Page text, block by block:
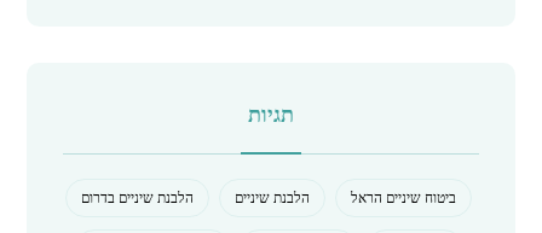
תגיות
ביטוח שיניים הראל הלבנת שיניים
הלבנת שיניים בדרום